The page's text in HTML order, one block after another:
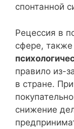
спонтанной
Рецессия в
сфере,
правило из-
в стране.
снижение